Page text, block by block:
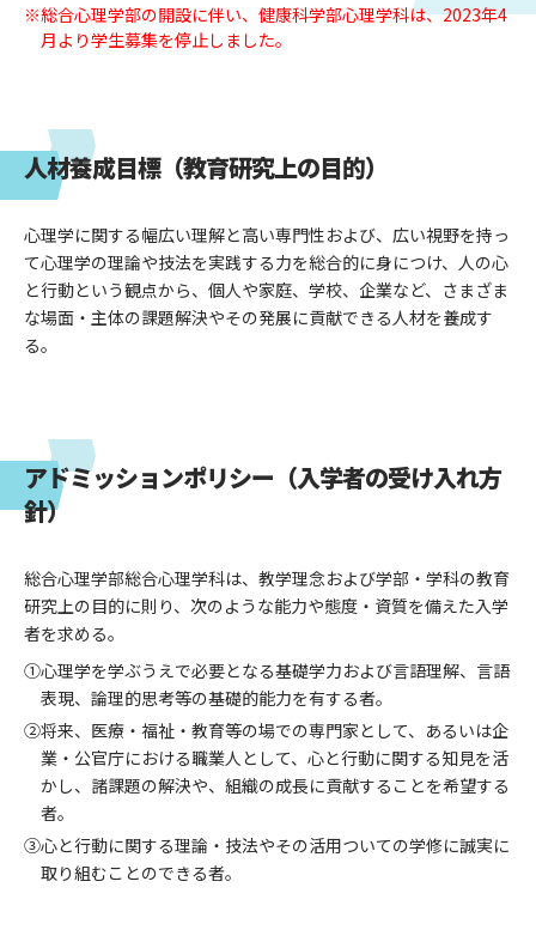
※総合心理学部の開設に伴い、健康科学部心理学科は、2023年4
月より学生募集を停止しました。
人材養成目標（教育研究上の目的）
心理学に関する幅広い理解と高い専門性および、広い視野を持っ
て心理学の理論や技法を実践する力を総合的に身につけ、人の心
と行動という観点から、個人や家庭、学校、企業など、さまざま
な場面・主体の課題解決やその発展に貢献できる人材を養成す
る。
アドミッションポリシー（入学者の受け入れ方
針）
総合心理学部総合心理学科は、教学理念および学部・学科の教育
研究上の目的に則り、次のような能力や態度・資質を備えた入学
者を求める。
①心理学を学ぶうえで必要となる基礎学力および言語理解、言語
表現、論理的思考等の基礎的能力を有する者。
②将来、医療・福祉・教育等の場での専門家として、あるいは企
業・公官庁における職業人として、心と行動に関する知見を活
かし、諸課題の解決や、組織の成長に貢献することを希望する
者。
③心と行動に関する理論・技法やその活用ついての学修に誠実に
取り組むことのできる者。